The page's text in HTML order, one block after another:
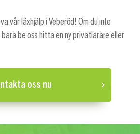
vår läxhjälp i Veberöd! Om du inte
bara be oss hitta en ny privatlärare eller
oss nu